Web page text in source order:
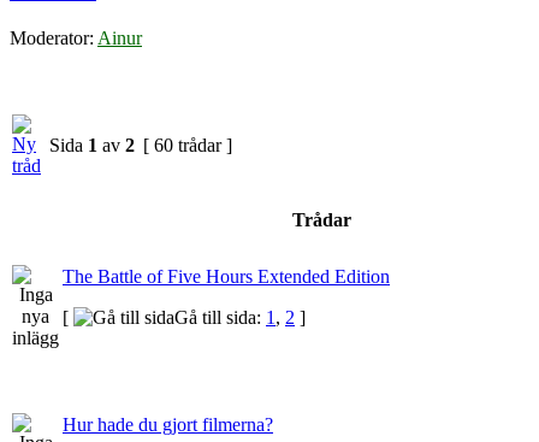
Moderator: Ainur
Sida 1 av 2 [ 60 trådar ]
Trådar
The Battle of Five Hours Extended Edition
[
Gå till sida: 1 , 2 ]
Hur hade du gjort filmerna?